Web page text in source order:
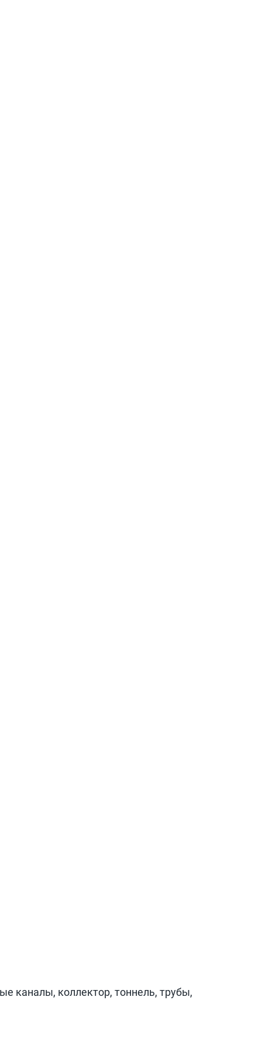
каналы, коллектор, тоннель, трубы,